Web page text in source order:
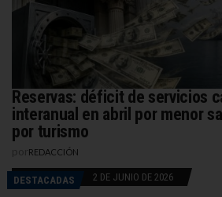
Reservas: déficit de servicios
interanual en abril por menor
por turismo
REDACCIÓN
DESTACADAS 2 DE JUNIO DE 2026